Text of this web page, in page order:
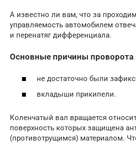
А известно ли вам, что за
управляемость автомобилем
и перенатяг дифференциала.
Основные причины
не достаточно были
вкладыши прикипели.
Коленчатый вал вращается
поверхность которых защищена
(противотрущимся) материалом.